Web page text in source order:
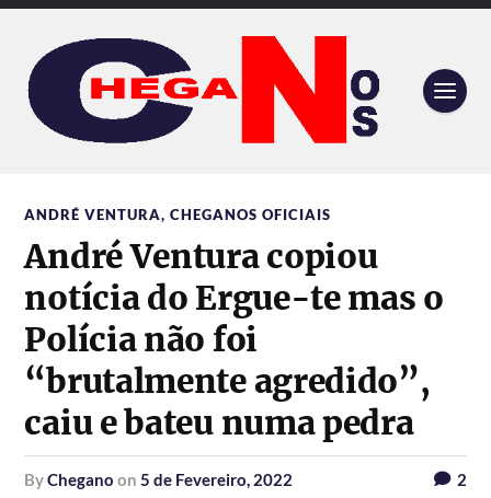
ANDRÉ VENTURA,CHEGANOS OFICIAIS
André Ventura copiou
notícia do Ergue-te mas o
Polícia não foi
“brutalmente agredido”,
caiu e bateu numa pedra
byChegano on5 de Fevereiro, 2022 2